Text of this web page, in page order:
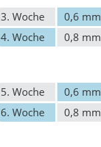
3. Woche
0,6 mm
4. Woche
0,8 mm
5. Woche
0,6 mm
6. Woche
0,8 mm